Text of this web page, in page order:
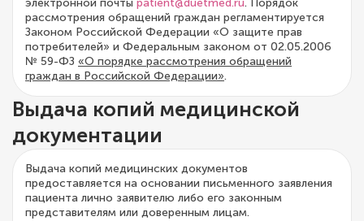
электронной почты patient@duetmed.ru. Порядок
рассмотрения обращений граждан регламентируется
Законом Российской Федерации «О защите прав
потребителей» и Федеральным законом от 02.05.2006
№ 59-ФЗ «О порядке рассмотрения обращений
граждан в Российской Федерации».
Выдача копий медицинской
документации
Выдача копий медицинских документов
предоставляется на основании письменного заявления
пациента лично заявителю либо его законным
представителям или доверенным лицам.